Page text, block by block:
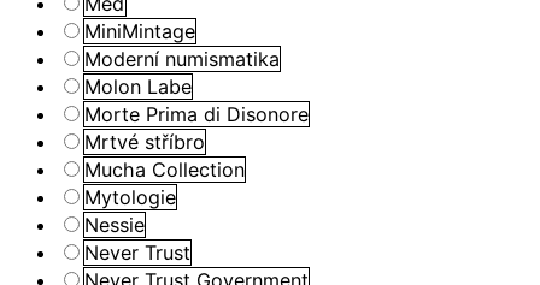
MiniMintage
Moderní numismatika
Molon Labe
Morte Prima di Disonore
Mrtvé stříbro
Mucha Collection
Mytologie
Nessie
Never Trust
Never Trust Government